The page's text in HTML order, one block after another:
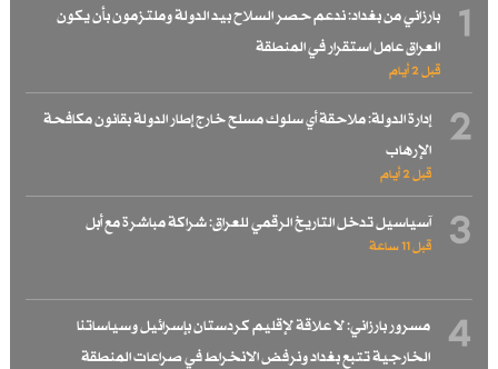
1
بارزاني من بغداد: ندعم حصر السلاح بيد الدولة وملتزمون بأن يكون
العراق عامل استقرار في المنطقة
قبل 2 أيام
2
إدارة الدولة: ملاحقة أي سلوك مسلح خارج إطار الدولة بقانون مكافحة
الإرهاب
قبل 2 أيام
3 آسياسيل تدخل التاريخ الرقمي للعراق: شراكة مباشرة مع أبل
قبل 11 ساعة
4
مسرور بارزاني: لا علاقة لإقليم كردستان بإسرائيل وسياساتنا
الخارجية تتبع بغداد ونرفض الانخراط في صراعات المنطقة